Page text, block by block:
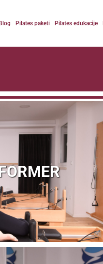
Blog Pilates paketi Pilates edukacije